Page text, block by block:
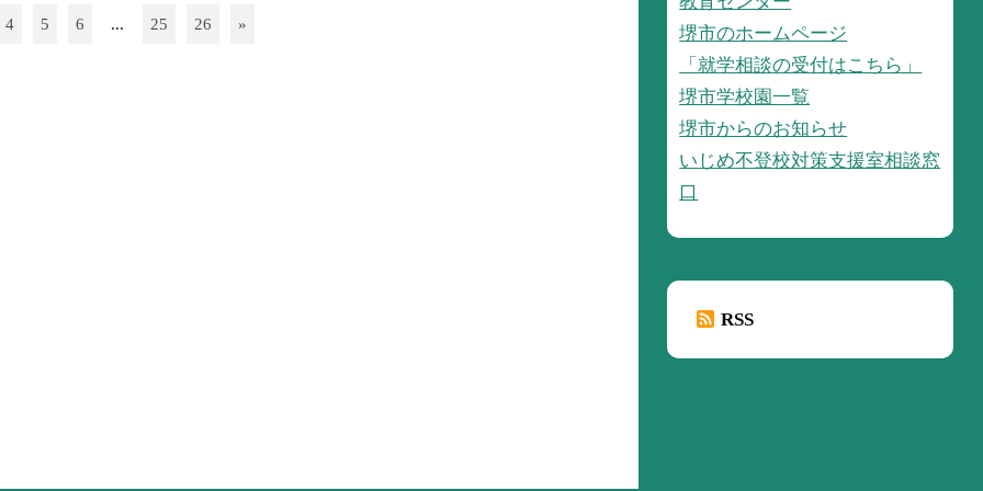
4 5 6 ... 25 26 »
堺市のホームページ
「就学相談の受付はこちら」
堺市学校園一覧
堺市からのお知らせ
いじめ不登校対策支援室相談窓
口
RSS